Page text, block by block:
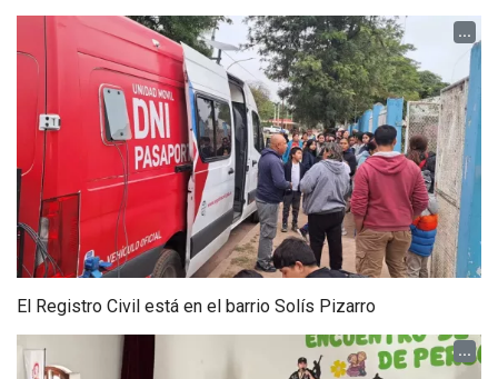
...
El Registro Civil está en el barrio Solís Pizarro
...